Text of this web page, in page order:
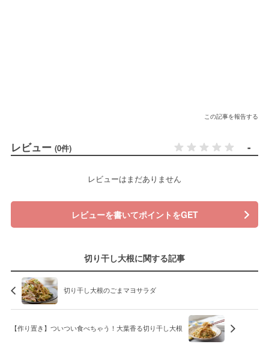
この記事を報告する
レビュー (0件) -
レビューはまだありません
レビューを書いてポイントをGET
切り干し大根に関する記事
切り干し大根のごまマヨサラダ
【作り置き】ついつい食べちゃう！大葉香る切り干し大根